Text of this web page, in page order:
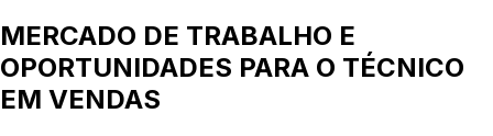
MERCADO DE TRABALHO E
OPORTUNIDADES PARA O TÉCNICO
EM VENDAS